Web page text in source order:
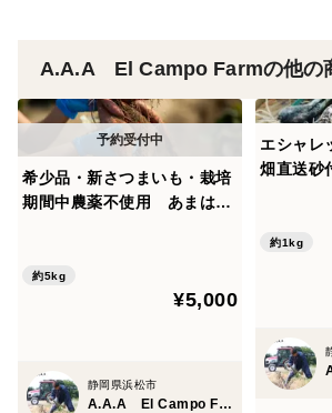
A.A.A El Campo Farmの他の
希少品・新さつまいも・栽培
期間中農薬不使用 あまはづ
約5kg
¥5,000
静岡県浜松市
A.A.A El Campo Farm
エシャ
畑直送砂
約1kg